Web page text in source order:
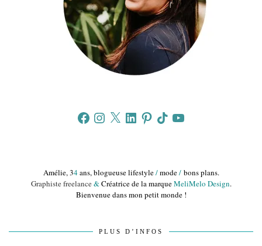
FacebookInstagram
X LinkedInPinterestTikTokYouTube
Amélie, 34ans, blogueuse lifestyle/mode/bons plans.
Graphiste freelance&Créatrice de la marqueMeliMelo Design.
Bienvenue dans mon petit monde !
PLUS D’INFOS